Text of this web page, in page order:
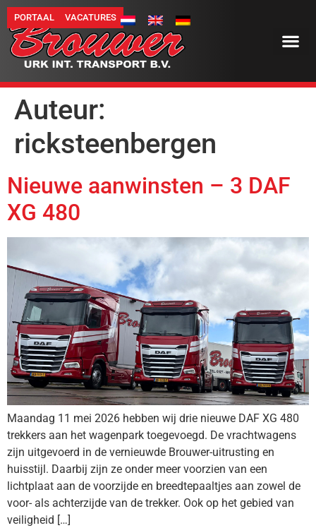
PORTAAL VACATURES
Auteur:
ricksteenbergen
Nieuwe aanwinsten – 3 DAF
XG 480
Maandag 11 mei 2026 hebben wij drie nieuwe DAF XG 480
trekkers aan het wagenpark toegevoegd. De vrachtwagens
zijn uitgevoerd in de vernieuwde Brouwer-uitrusting en
huisstijl. Daarbij zijn ze onder meer voorzien van een
lichtplaat aan de voorzijde en breedtepaaltjes aan zowel de
voor- als achterzijde van de trekker. Ook op het gebied van
veiligheid […]